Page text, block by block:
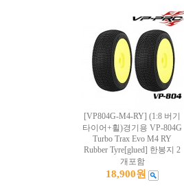
[VP804G-M4-RY] (1:8 버기
타이어+휠)경기용 VP-804G
Turbo Trax Evo M4 RY
Rubber Tyre[glued] 한봉지 2
개포함
18,900원